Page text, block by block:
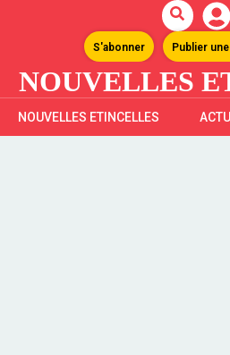
S'abonner Publier
NOUVELLES
NOUVELLES ETINCELLES